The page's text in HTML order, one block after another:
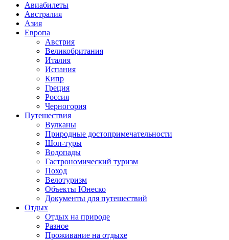
Авиабилеты
Австралия
Азия
Европа
Австрия
Великобритания
Италия
Испания
Кипр
Греция
Россия
Черногория
Путешествия
Вулканы
Природные достопримечательности
Шоп-туры
Водопады
Гастрономический туризм
Поход
Велотуризм
Объекты Юнеско
Документы для путешествий
Отдых
Отдых на природе
Разное
Проживание на отдыхе